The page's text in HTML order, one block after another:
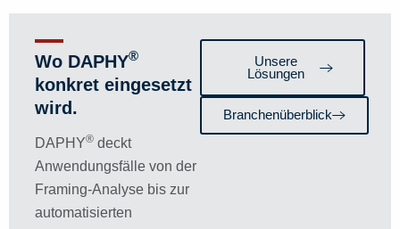
Wo DAPHY®
konkret eingesetzt
wird.
DAPHY® deckt
Anwendungsfälle von der
Framing-Analyse bis zur
automatisierten
Unsere
Lösungen
Branchenüberblick